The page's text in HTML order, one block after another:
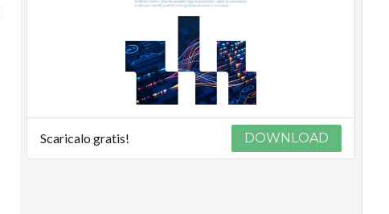
Scaricalo gratis! DOWNLOAD